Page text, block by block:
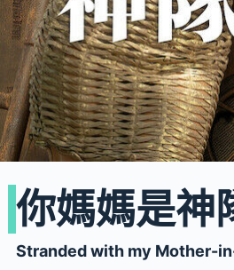
你媽媽是神
Stranded with my Mother-